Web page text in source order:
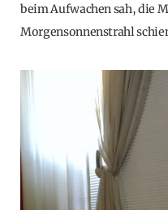
beim Aufwachen sah, die
Morgensonnenstrahl